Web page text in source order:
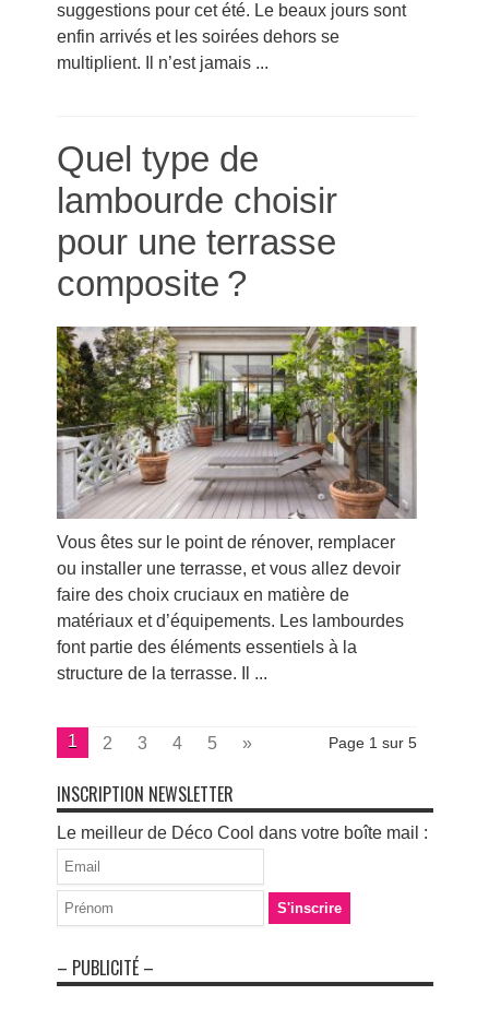
suggestions pour cet été. Le beaux jours sont
enfin arrivés et les soirées dehors se
multiplient. Il n’est jamais ...
Quel type de
lambourde choisir
pour une terrasse
composite ?
Vous êtes sur le point de rénover, remplacer
ou installer une terrasse, et vous allez devoir
faire des choix cruciaux en matière de
matériaux et d’équipements. Les lambourdes
font partie des éléments essentiels à la
structure de la terrasse. Il ...
Page 1 sur 5
1 2 3 4 5 »
INSCRIPTION NEWSLETTER
Le meilleur de Déco Cool dans votre boîte mail :
– PUBLICITÉ –